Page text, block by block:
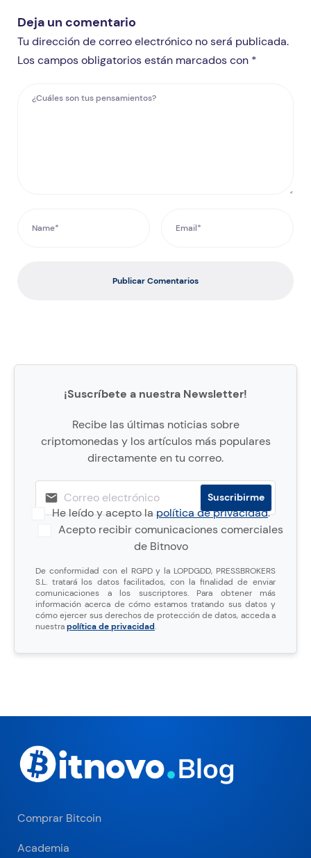
Deja un comentario
Tu dirección de correo electrónico no será publicada.
Los campos obligatorios están marcados con *
Publicar Comentarios
¡Suscríbete a nuestra Newsletter!
Recibe las últimas noticias sobre
criptomonedas y los artículos más populares
directamente en tu correo.
He leído y acepto lapolítica de privacidad.
Acepto recibir comunicaciones comerciales
de Bitnovo
De conformidad con el RGPD y la LOPDGDD, PRESSBROKERS
S.L. tratará los datos facilitados, con la finalidad de enviar
comunicaciones a los suscriptores. Para obtener más
información acerca de cómo estamos tratando sus datos y
cómo ejercer sus derechos de protección de datos, acceda a
nuestrapolítica de privacidad.
Comprar Bitcoin
Academia